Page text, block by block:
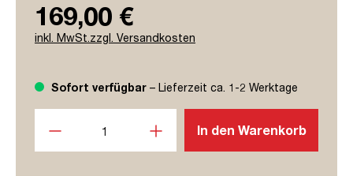
169,00 €
inkl. MwSt.zzgl. Versandkosten
Sofort verfügbar – Lieferzeit ca. 1-2 Werktage
In den Warenkorb